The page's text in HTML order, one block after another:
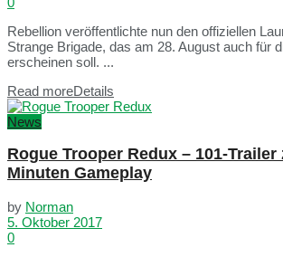
Rebellion veröffentlichte nun den offiziellen
Strange Brigade, das am 28. August auch für
erscheinen soll. ...
Read moreDetails
News
Rogue Trooper Redux – 101-
Minuten Gameplay
by Norman
5. Oktober 2017
0